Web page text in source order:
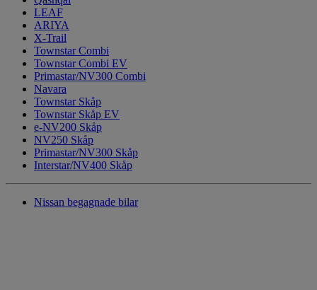
LEAF
ARIYA
X-Trail
Townstar Combi
Townstar Combi EV
Primastar/NV300 Combi
Navara
Townstar Skåp
Townstar Skåp EV
e-NV200 Skåp
NV250 Skåp
Primastar/NV300 Skåp
Interstar/NV400 Skåp
Nissan begagnade bilar